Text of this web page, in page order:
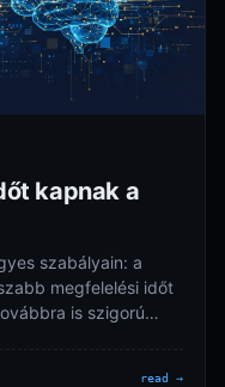
kapnak a
szabályain: a
megfelelési időt
is szigorú
read →